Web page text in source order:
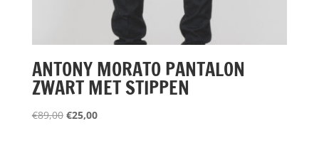
ANTONY MORATO PANTALON
ZWART MET STIPPEN
€89,00 Oorspronkelijke
€25,00Huidige